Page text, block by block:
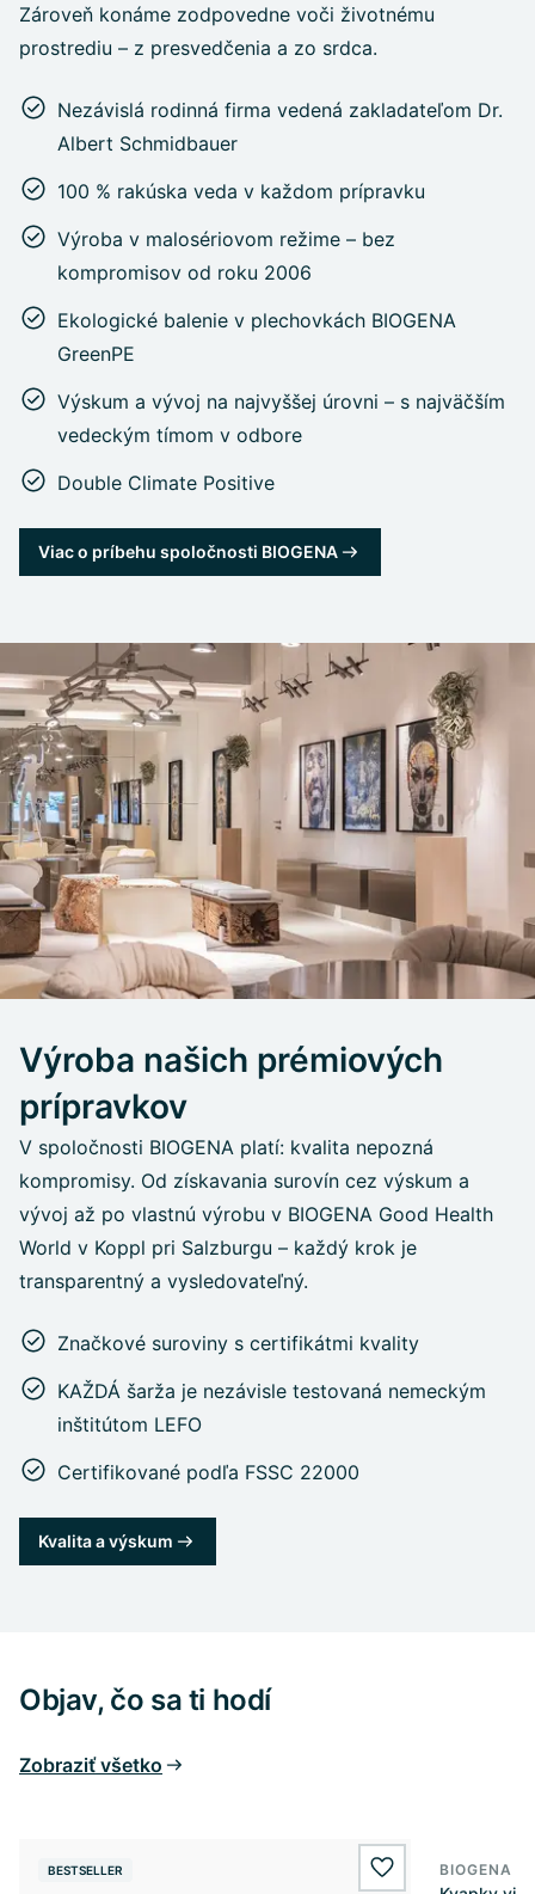
Zároveň konáme zodpovedne voči životnému
prostrediu – z presvedčenia a zo srdca.
Nezávislá rodinná firma vedená zakladateľom Dr.
Albert Schmidbauer
100 % rakúska veda v každom prípravku
Výroba v malosériovom režime – bez
kompromisov od roku 2006
Ekologické balenie v plechovkách BIOGENA
GreenPE
Výskum a vývoj na najvyššej úrovni – s najväčším
vedeckým tímom v odbore
Double Climate Positive
Viac o príbehu spoločnosti BIOGENA
Výroba našich prémiových
prípravkov
V spoločnosti BIOGENA platí: kvalita nepozná
kompromisy. Od získavania surovín cez výskum a
vývoj až po vlastnú výrobu v BIOGENA Good Health
World v Koppl pri Salzburgu – každý krok je
transparentný a vysledovateľný.
Značkové suroviny s certifikátmi kvality
KAŽDÁ šarža je nezávisle testovaná nemeckým
inštitútom LEFO
Certifikované podľa FSSC 22000
Kvalita a výskum
Objav, čo sa ti hodí
Zobraziť všetko
BESTSELLER wishlist.add
BIOGENA